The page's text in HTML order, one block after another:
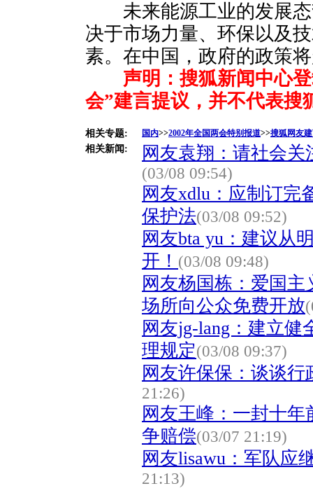
未来能源工业的发展态
决于市场力量、环保以及
素。在中国，政府的政策
声明：搜狐新闻中心
会”建言提议，并不代表搜
相关专题: 国内>>2002年全国两会特别报道>>搜狐网友
相关新闻: 网友袁翔：请社会
(03/08 09:54)
网友xdlu：应制订完
保护法(03/08 09:52)
网友bta yu：建议从
开！ (03/08 09:48)
网友杨国栋：爱国
场所向公众免费开放
网友jg-lang：建立健
理规定(03/08 09:37)
网友许保保：谈谈行
21:26)
网友王峰：一封十
争赔偿(03/07 21:19)
网友lisawu：军队应
21:13)